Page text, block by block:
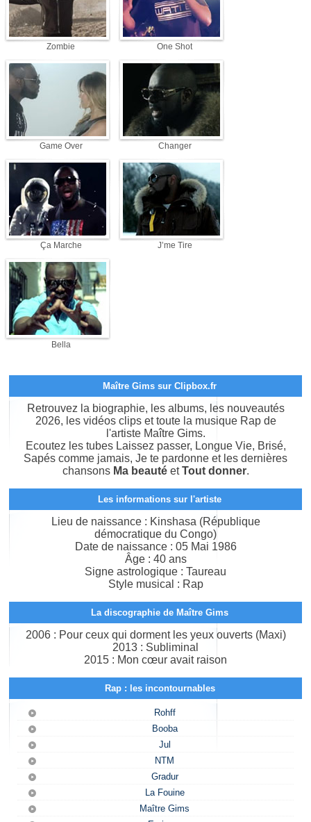
Zombie One Shot
Game Over Changer
Ça Marche J’me Tire
Bella
Maître Gims sur Clipbox.fr
Retrouvez la biographie, les albums, les nouveautés
2026, les vidéos clips et toute la musique Rap de
l'artiste Maître Gims.
Ecoutez les tubes Laissez passer, Longue Vie, Brisé,
Sapés comme jamais, Je te pardonne et les dernières
chansons Ma beautéetTout donner.
Les informations sur l'artiste
Lieu de naissance : Kinshasa (République
démocratique du Congo)
Date de naissance : 05 Mai 1986
Âge : 40 ans
Signe astrologique : Taureau
Style musical : Rap
La discographie de Maître Gims
2006 : Pour ceux qui dorment les yeux ouverts (Maxi)
2013 : Subliminal
2015 : Mon cœur avait raison
Rap : les incontournables
Rohff
Booba
Jul
NTM
Gradur
La Fouine
Maître Gims